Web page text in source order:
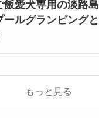
飯愛犬専用の淡路
ールグランピング
もっと見る